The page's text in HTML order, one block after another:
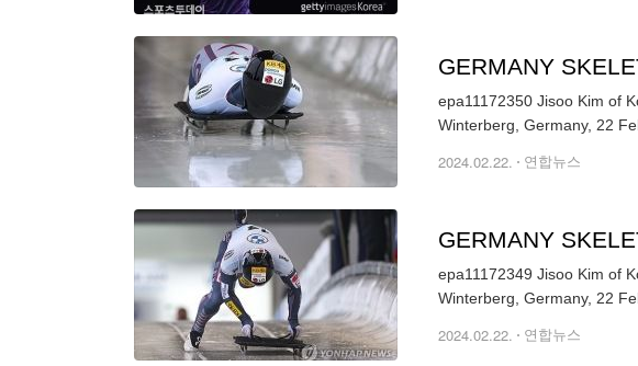
GERMANY
epa11172350 Jisoo Kim of
2024.02.22. 연합뉴스
GERMANY
epa11172349 Jisoo Kim of
2024.02.22. 연합뉴스